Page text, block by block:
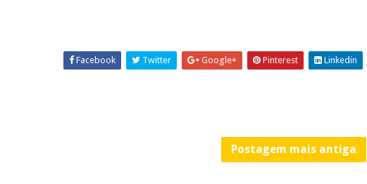
Facebook Twitter Google+ Pinterest Linkedin
Postagem mais antiga